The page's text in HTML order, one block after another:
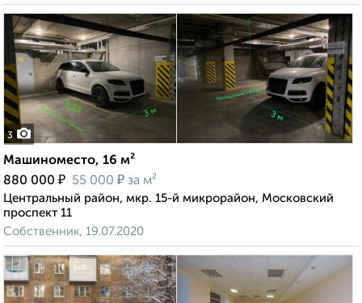
3
Машиноместо, 16 м²
880 000 ₽ 55 000 ₽ за м²
Центральный район, мкр. 15-й микрорайон, Московский
проспект 11
Собственник, 19.07.2020